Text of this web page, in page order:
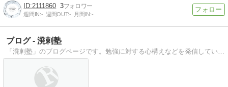
2111860 3
週間IN:- 週間OUT:- 月間IN:-
ブログ - 溌剌塾
「溌剌塾」のブログページです。勉強に対する心構えなどを発信しています。